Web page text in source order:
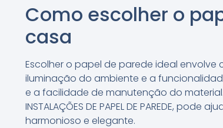
Como escolher o
casa
Escolher o papel de parede ideal
iluminação do ambiente e a
e a facilidade de manutenção do
INSTALAÇÕES DE PAPEL DE PAREDE,
harmonioso e elegante.